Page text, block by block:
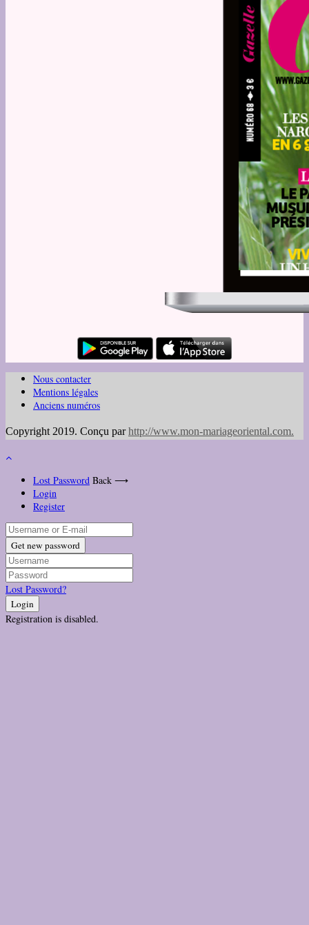
Nous contacter
Mentions légales
Anciens numéros
Copyright 2019. Conçu parhttp://www.mon-mariageoriental.com.
Lost Password Back ⟶
Login
Register
Get new password
Lost Password?
Login
Registration is disabled.